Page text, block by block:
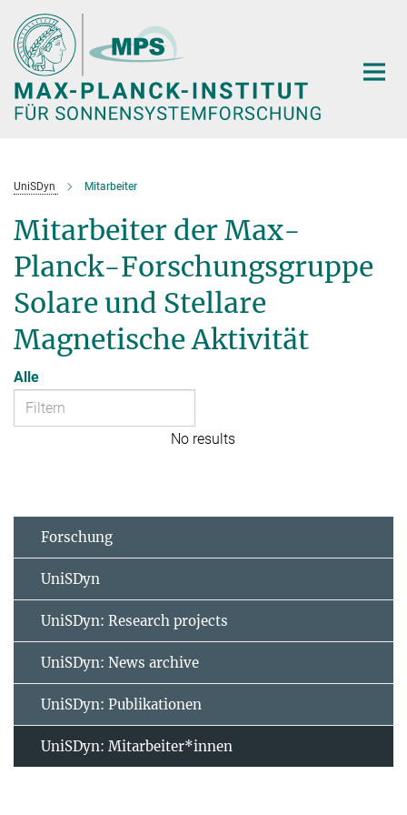
Hauptinhalt
UniSDyn Mitarbeiter
Mitarbeiter der Max-
Planck-Forschungsgruppe
Solare und Stellare
Magnetische Aktivität
Alle
No results
Forschung
UniSDyn
UniSDyn: Research projects
UniSDyn: News archive
UniSDyn: Publikationen
UniSDyn: Mitarbeiter*innen